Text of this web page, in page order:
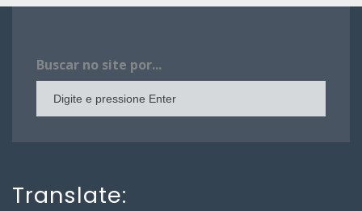
Buscar no site por...
Translate: